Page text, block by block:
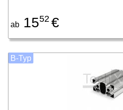
ab 1552 €
B-Typ